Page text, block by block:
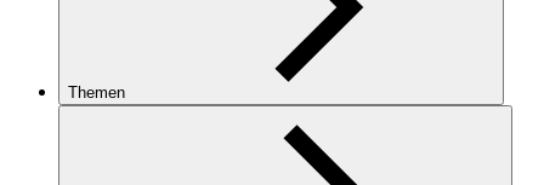
Themen